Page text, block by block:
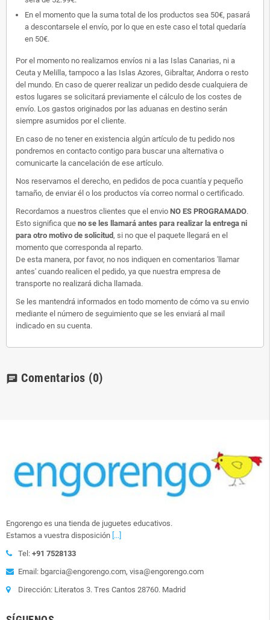
En el momento que la suma total de los productos sea 50€, pasará
a descontarsele el envío, por lo que en este caso el total quedaría
en 50€.
Por el momento no realizamos envíos ni a las Islas Canarias, ni a
Ceuta y Melilla, tampoco a las Islas Azores, Gibraltar, Andorra o resto
del mundo. En caso de querer realizar un pedido desde cualquiera de
estos lugares se solicitará previamente el cálculo de los costes de
envío. Los gastos originados por las aduanas en destino serán
siempre asumidos por el cliente.
En caso de no tener en existencia algún artículo de tu pedido nos
pondremos en contacto contigo para buscar una alternativa o
comunicarte la cancelación de ese artículo.
Nos reservamos el derecho, en pedidos de poca cuantía y pequeño
tamaño, de enviar él o los productos vía correo normal o certificado.
Recordamos a nuestros clientes que el envio NO ES PROGRAMADO.
Esto significa que no se les llamará antes para realizar la entrega ni
para otro motivo de solicitud, si no que el paquete llegará en el
momento que corresponda al reparto.
De esta manera, por favor, no nos indiquen en comentarios 'llamar
antes' cuando realicen el pedido, ya que nuestra empresa de
transporte no realizará dicha llamada.
Se les mantendrá informados en todo momento de cómo va su envio
mediante el número de seguimiento que se les enviará al mail
indicado en su cuenta.
chat Comentarios (0)
Engorengo es una tienda de juguetes educativos.
Estamos a vuestra disposición [...]
Tel: +91 7528133
Email: bgarcia@engorengo.com, visa@engorengo.com
Dirección: Literatos 3. Tres Cantos 28760. Madrid